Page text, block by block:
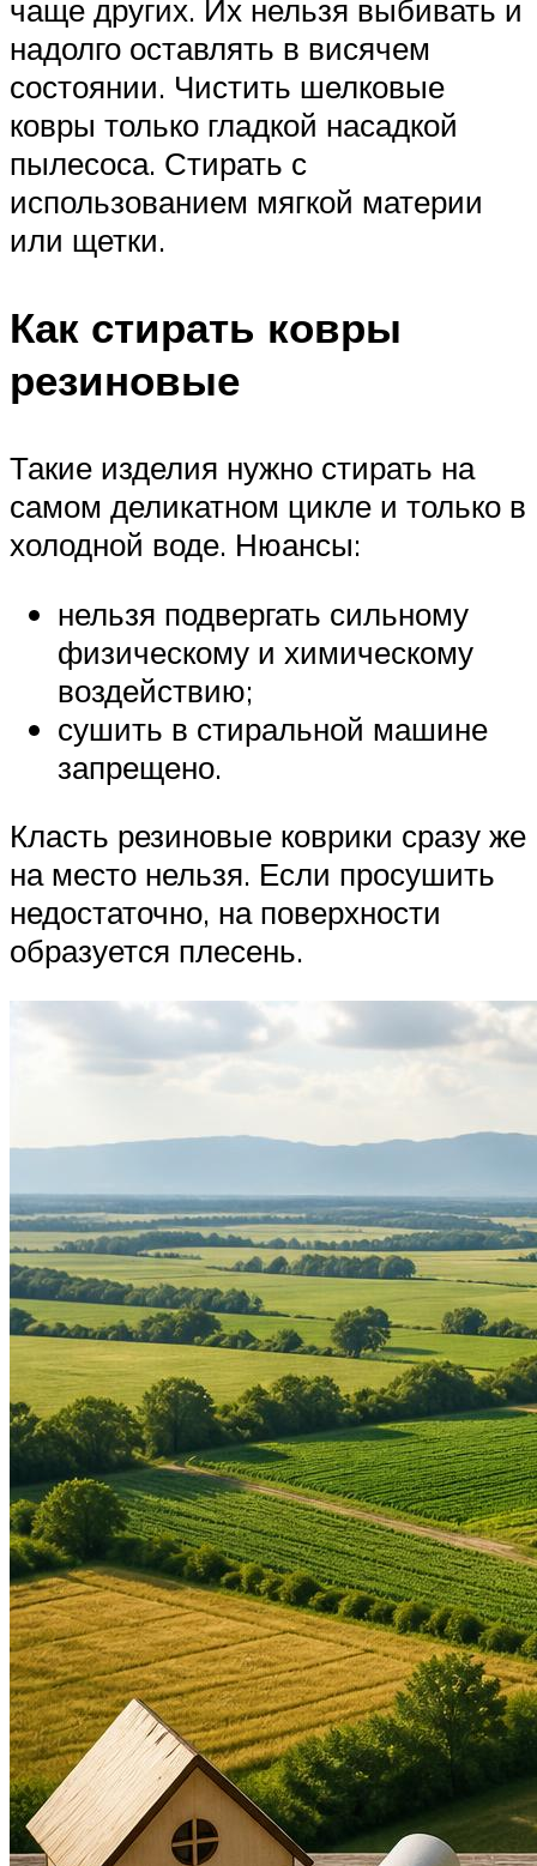
чаще других. Их нельзя выбивать и
надолго оставлять в висячем
состоянии. Чистить шелковые
ковры только гладкой насадкой
пылесоса. Стирать с
использованием мягкой материи
или щетки.
Как стирать ковры
резиновые
Такие изделия нужно стирать на
самом деликатном цикле и только в
холодной воде. Нюансы:
нельзя подвергать сильному
физическому и химическому
воздействию;
сушить в стиральной машине
запрещено.
Класть резиновые коврики сразу же
на место нельзя. Если просушить
недостаточно, на поверхности
образуется плесень.